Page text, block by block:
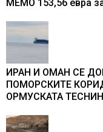
МЕМО 153,56 евра
ИРАН И ОМАН СЕ
ПОМОРСКИТЕ
ОРМУСКАТА